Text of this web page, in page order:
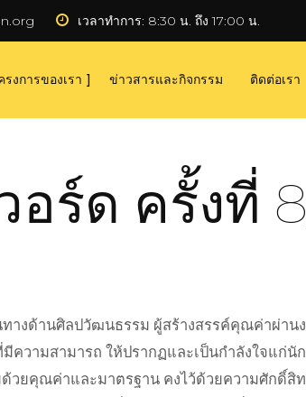
เวลาทำการ: 8:30 น. ถึง 17:00 น.
รงการของเรา ข่าวสารและกิจกรรม ติดต่อเรา
อร์ด ครั้งที่
างด้านศิลปวัฒนธรรม ผู้สร้างสรรค์คุณค่าผ่า
ความสามารถ ให้ปรากฏและเป็นกำลังใจแ
วยคุณค่าและมาตรฐาน คงไว้ด้วยความศักดิ์